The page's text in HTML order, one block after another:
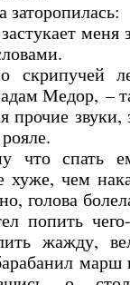
меня
Медор, –
прочие
что спать
хуже, чем
голова
попить
жажду,
марш